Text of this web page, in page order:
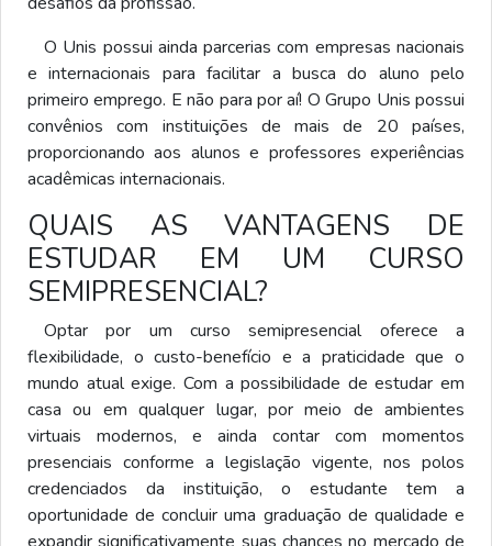
O Unis possui ainda parcerias com empresas nacionais
e internacionais para facilitar a busca do aluno pelo
primeiro emprego. E não para por aí! O Grupo Unis possui
convênios com instituições de mais de 20 países,
proporcionando aos alunos e professores experiências
acadêmicas internacionais.
QUAIS AS VANTAGENS DE
ESTUDAR EM UM CURSO
SEMIPRESENCIAL?
Optar por um curso semipresencial oferece a
flexibilidade, o custo-benefício e a praticidade que o
mundo atual exige. Com a possibilidade de estudar em
casa ou em qualquer lugar, por meio de ambientes
virtuais modernos, e ainda contar com momentos
presenciais conforme a legislação vigente, nos polos
credenciados da instituição, o estudante tem a
oportunidade de concluir uma graduação de qualidade e